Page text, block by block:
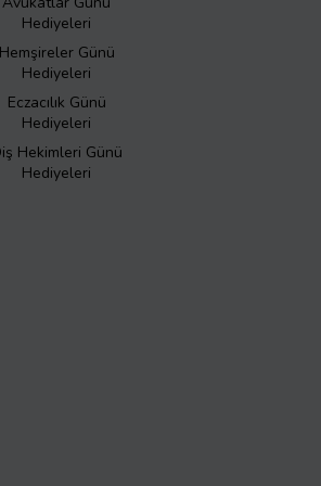
Hediyeleri
Hemşireler Günü
Hediyeleri
Eczacılık Günü
Hediyeleri
Hekimleri Günü
Hediyeleri